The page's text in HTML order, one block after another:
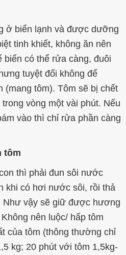
ở biển lạnh và được dưỡng
tinh khiết, không ăn nên
biến có thể rửa càng, đuôi
tuyệt đối không để
(mang tôm). Tôm sẽ bị chết
vòng một vài phút. Nếu
vào thì chỉ rửa phần càng
tôm
thì phải đun sôi nước
khi có hơi nước sôi, rồi thả
Như vậy sẽ giữ được hương
nên luộc/ hấp tôm
của tôm (thông thường chỉ
kg; 20 phút với tôm 1,5kg-